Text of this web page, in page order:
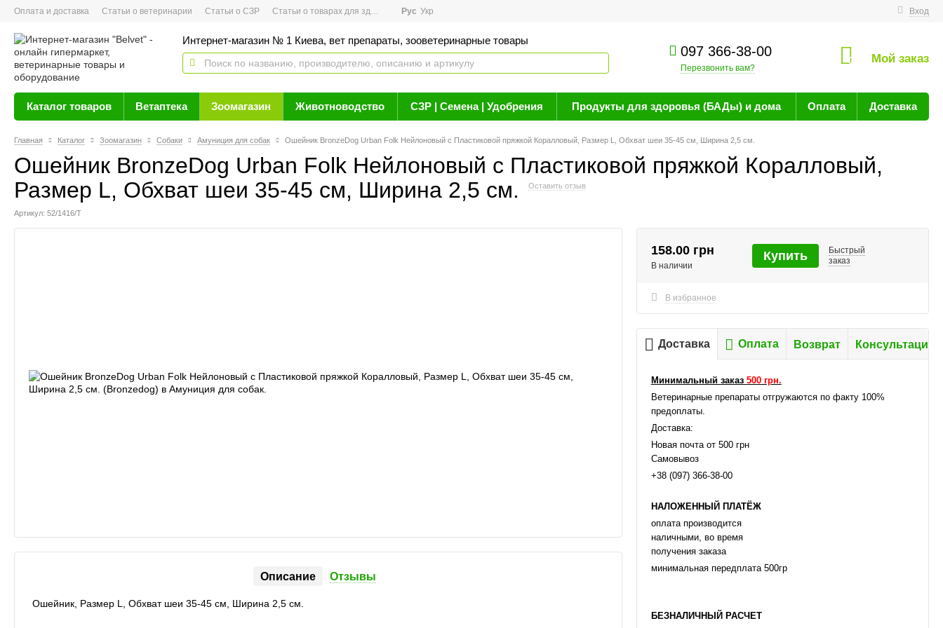
Оплата и доставка Статьи о ветеринарии Статьи о СЗР Статьи о товарах для здоровья Новости Вход
Рус Укр
Интернет-магазин № 1 Киева, вет препараты, зооветеринарные товары
097 366-38-00
Перезвонить вам?
0 Мой заказ
Каталог товаров Ветаптека Зоомагазин Животноводство СЗР | Семена | Удобрения Продукты для здоровья (БАДы) и дома Оплата Доставка
Главная Каталог Зоомагазин Собаки Амуниция для собак Ошейник BronzeDog Urban Folk Нейлоновый с Пластиковой пряжкой Коралловый, Размер L, Обхват шеи 35-45 см, Ширина 2,5 см.
Ошейник BronzeDog Urban Folk Нейлоновый с Пластиковой пряжкой Коралловый,
Размер L, Обхват шеи 35-45 см, Ширина 2,5 см.
Оставить отзыв
Артикул: 52/1416/Т
Описание Отзывы
Ошейник, Размер L, Обхват шеи 35-45 см, Ширина 2,5 см.
158.00 грн
В наличии
Купить
Быстрый
заказ
В избранное
Доставка Оплата Возврат Консультация
Минимальный заказ 500 грн.
Ветеринарные препараты отгружаются по факту 100%
предоплаты.
Доставка:
Новая почта от 500 грн
Самовывоз
+38 (097) 366-38-00
НАЛОЖЕННЫЙ ПЛАТЁЖ
оплата производится
наличными, во время
получения заказа
минимальная передплата 500гр
БЕЗНАЛИЧНЫЙ РАСЧЕТ